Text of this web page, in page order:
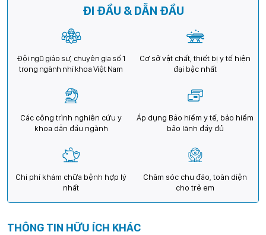
ĐI ĐẦU & DẪN ĐẦU
Đội ngũ giáo sư, chuyên gia số 1
trong ngành nhi khoa Việt Nam
Cơ sở vật chất, thiết bị y tế hiện
đại bậc nhất
Các công trình nghiên cứu y
khoa dẫn đầu ngành
Áp dụng Bảo hiểm y tế, bảo hiểm
bảo lãnh đầy đủ
Chi phí khám chữa bệnh hợp lý
nhất
Chăm sóc chu đáo, toàn diện
cho trẻ em
THÔNG TIN HỮU ÍCH KHÁC